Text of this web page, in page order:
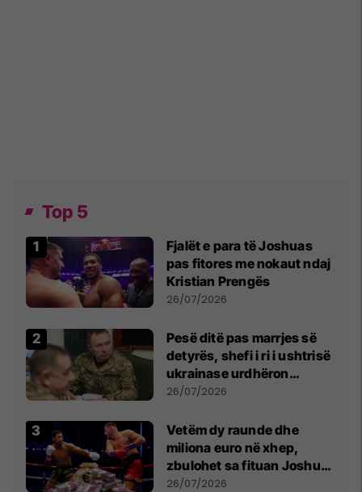
Top 5
Fjalët e para të Joshuas
pas fitores me nokaut ndaj
Kristian Prengës
26/07/2026
Pesë ditë pas marrjes së
detyrës, shefi i ri i ushtrisë
ukrainase urdhëron
kontroll të madh
26/07/2026
Vetëm dy raunde dhe
miliona euro në xhep,
zbulohet sa fituan Joshua
e Prenga
26/07/2026